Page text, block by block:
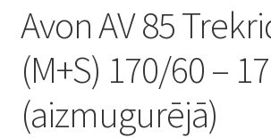
Avon AV 85
(M+S) 170/60 –
(aizmugurējā)